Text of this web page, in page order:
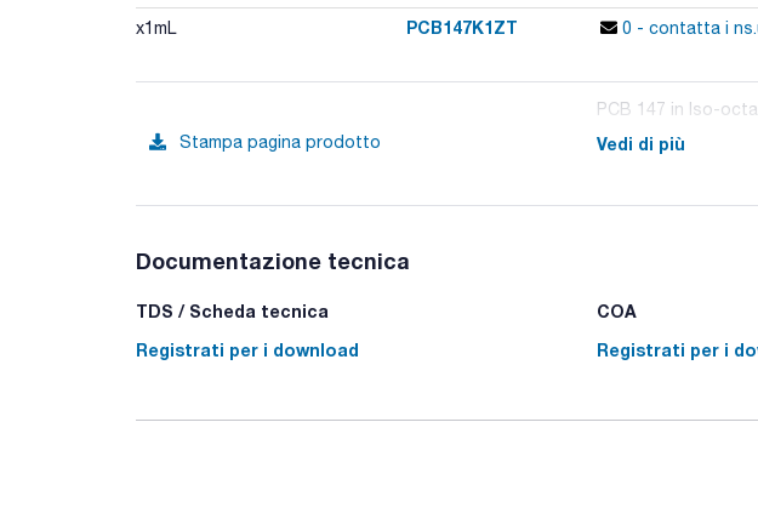
x1mL PCB147K1ZT 0 - contatta i
Stampa pagina prodotto
PCB 147 in Iso-
Vedi di più
Documentazione tecnica
TDS / Scheda tecnica
Registrati per i download
COA
Registrati per i